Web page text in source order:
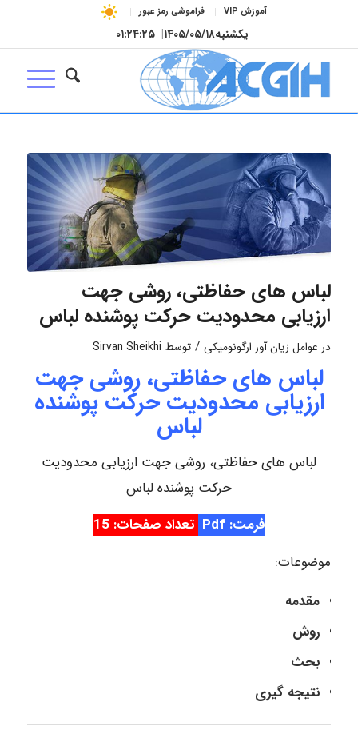
آموزش VIP فراموشی رمز عبور
یکشنبه۱۴۰۵/۰۵/۱۸| ۰۱:۲۴:۲۶
لباس های حفاظتی، روشی جهت
ارزیابی محدودیت حرکت پوشنده لباس
در عوامل زیان آور ارگونومیکی / توسط Sirvan Sheikhi
لباس های حفاظتی، روشی جهت
ارزیابی محدودیت حرکت پوشنده
لباس
لباس های حفاظتی، روشی جهت ارزیابی محدودیت
حرکت پوشنده لباس
فرمت: Pdf
تعداد صفحات: 15
موضوعات:
مقدمه
روش
بحث
نتیجه گیری